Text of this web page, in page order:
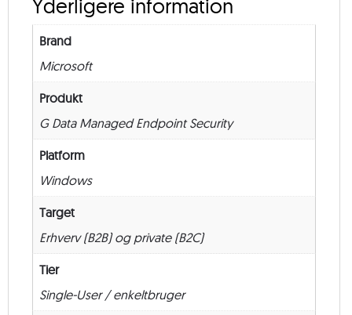
MICROSOFT
50
–
antal
Yderligere information
Brand
Microsoft
Produkt
G Data Managed Endpoint Security
Platform
Windows
Target
Erhverv (B2B) og private (B2C)
Tier
Single-User / enkeltbruger